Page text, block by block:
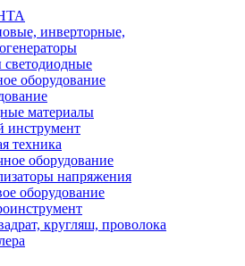
инверторные,
оборудование
материалы
инструмент
техника
оборудование
напряжения
оборудование
кругляш, проволока